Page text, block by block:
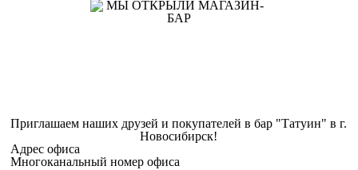
Приглашаем наших друзей и покупателей в бар "Татуин" в г.
Новосибирск!
Адрес офиса
Многоканальный номер офиса